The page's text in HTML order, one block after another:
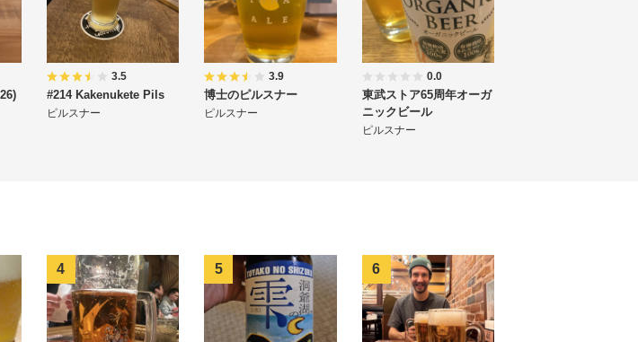
3.5
#214 Kakenukete Pils
ピルスナー
3.9
博士のピルスナー
ピルスナー
0.0
東武ストア65周年オーガ
ニックビール
ピルスナー